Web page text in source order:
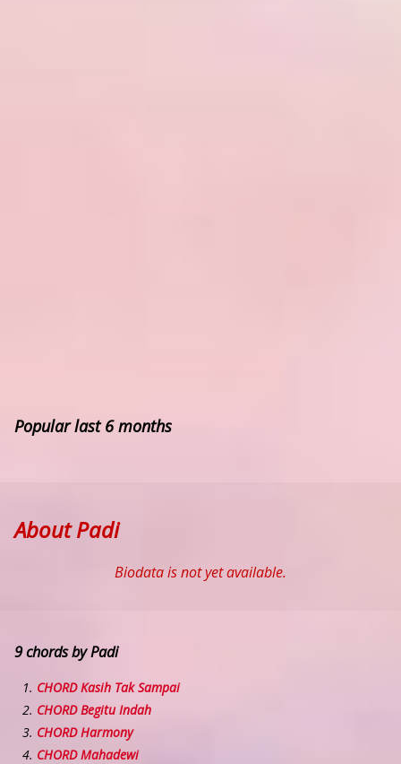
Popular last 6 months
About Padi
Biodata is not yet available.
9 chords by Padi
CHORD Kasih Tak Sampai
CHORD Begitu Indah
CHORD Harmony
CHORD Mahadewi